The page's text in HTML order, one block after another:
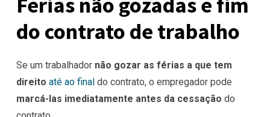
do contrato de trabalho
Se um trabalhador não gozar as férias a que tem
direito até ao final do contrato, o empregador pode
marcá-las imediatamente antes da cessação do